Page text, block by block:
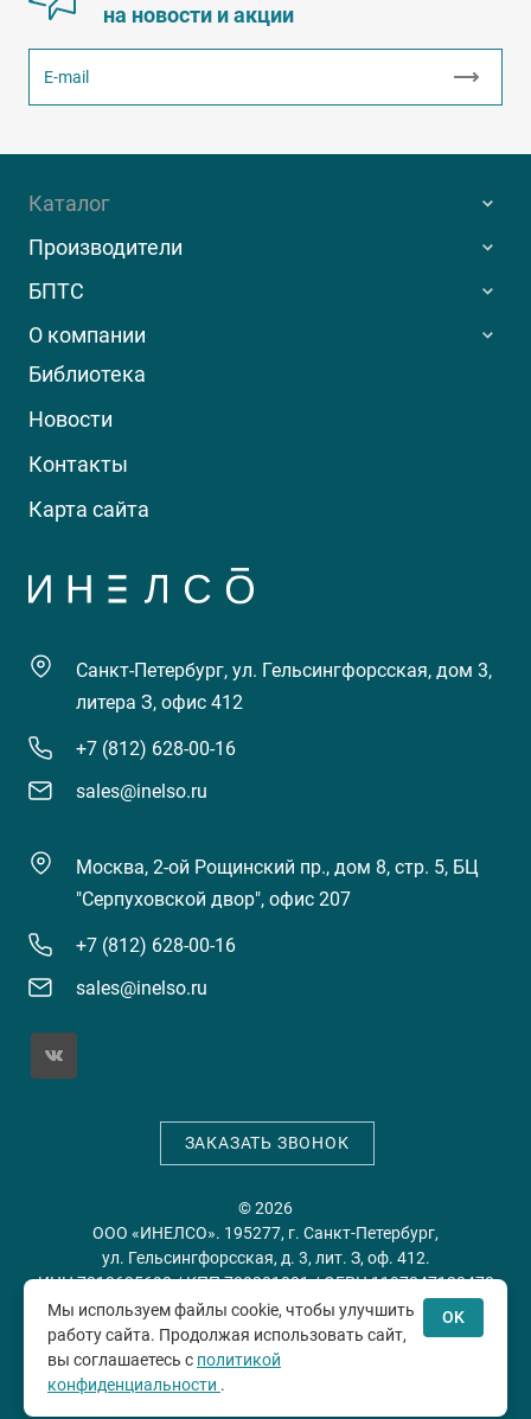
на новости и акции
Каталог
Производители
БПТС
О компании
Библиотека
Новости
Контакты
Карта сайта
Санкт-Петербург, ул. Гельсингфорсская, дом 3,
литера З, офис 412
+7 (812) 628-00-16
sales@inelso.ru
Москва, 2-ой Рощинский пр., дом 8, стр. 5, БЦ
"Серпуховской двор", офис 207
+7 (812) 628-00-16
sales@inelso.ru
ЗАКАЗАТЬ ЗВОНОК
© 2026
ООО «ИНЕЛСО». 195277, г. Санкт-Петербург,
ул. Гельсингфорсская, д. 3, лит. З, оф. 412.
ИНН 7813635698 / КПП 780201001 / ОГРН 1197847128478
Политика конфиденциальности
соглашение
Мы используем файлы cookie, чтобы улучшить
работу сайта. Продолжая использовать сайт,
вы соглашаетесь с политикой
конфиденциальности .
OK